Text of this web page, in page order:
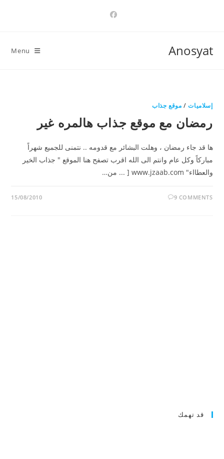
Anosyat
Menu
إسلاميات/ موقع جذاب
رمضان مع موقع جذاب هالمره غير
ها قد جاء رمضان ، وهلت البشائر مع قدومه .. نتمنى للجميع شهراً
مباركاً وكل عام وانتم الى الله اقرب تصفح هنا الموقع " جذاب الخير
والعطااء" www.jzaab.com [ ... من…
9 COMMENTS
15/08/2010
قد تهمك